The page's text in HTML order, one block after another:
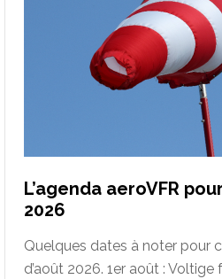
L’agenda aeroVFR
2026
Quelques dates à noter pour
d’août 2026. 1er août : Voltige